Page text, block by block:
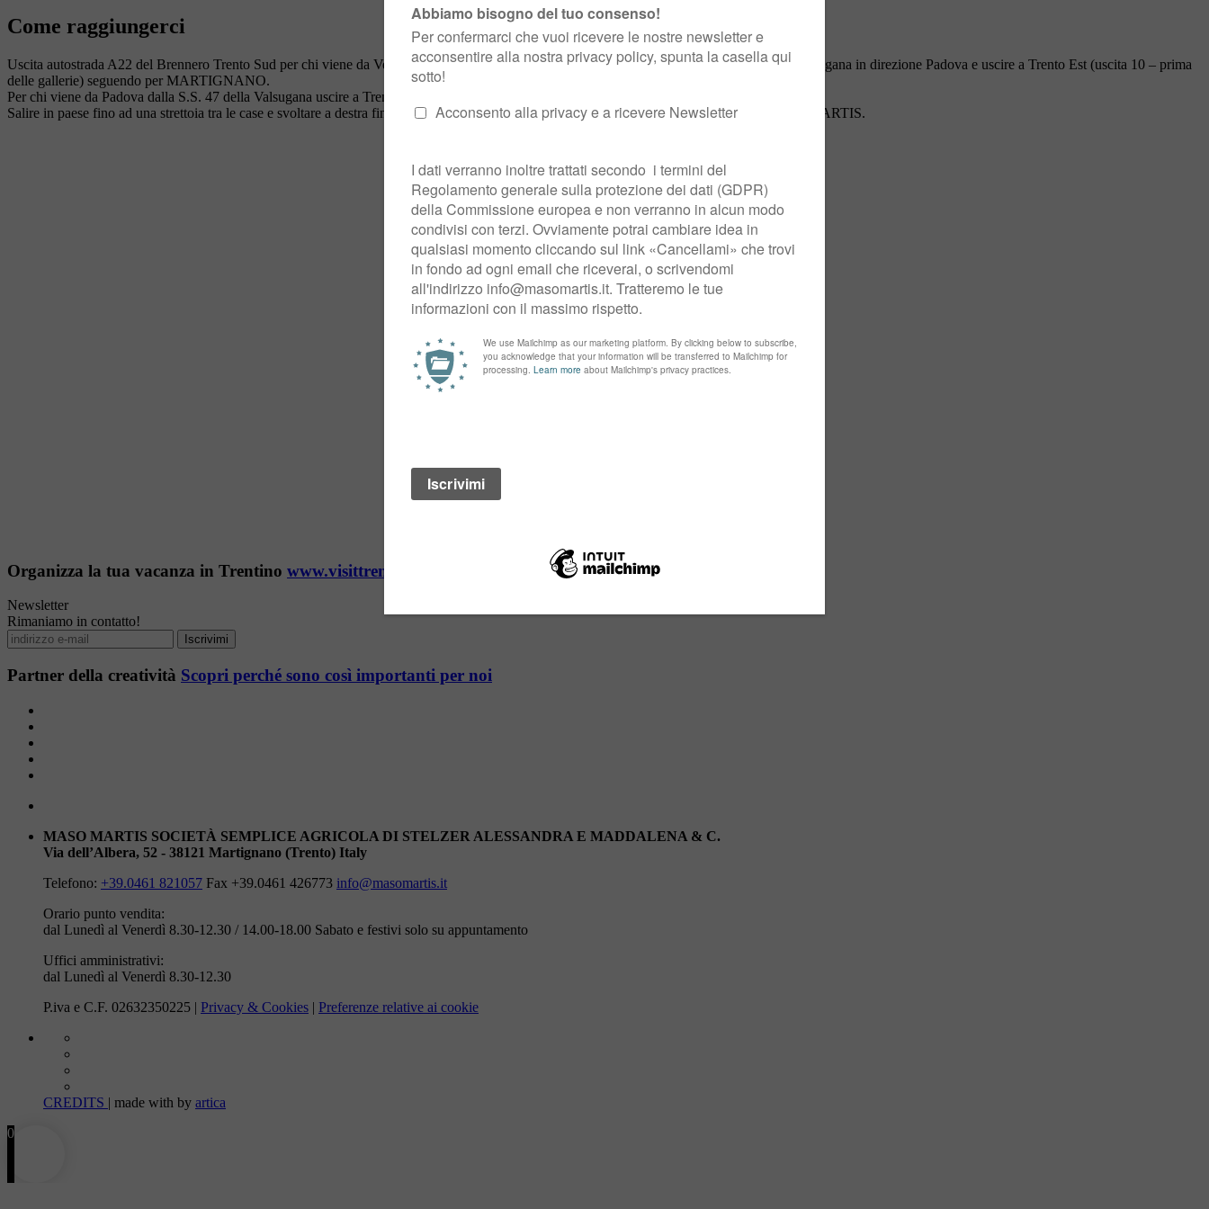
Come raggiungerci
Uscita autostrada A22 del Brennero Trento Sud per chi viene da Verona o Trento Nord per chi viene da Bolzano. Prendere la S.S. 47 della Valsugana in direzione Padova e uscire a Trento Est (uscita 10 – prima
delle gallerie) seguendo per MARTIGNANO.
Per chi viene da Padova dalla S.S. 47 della Valsugana uscire a Trento Est seguendo le indicazioni per MARTIGNANO.
Salire in paese fino ad una strettoia tra le case e svoltare a destra fino allo STOP. Svoltare a sinistra per 200 m, sulla destra l’entrata di MASO MARTIS.
Organizza la tua vacanza in Trentino www.visittrentino.info
Newsletter
Rimaniamo in contatto!
Partner della creatività Scopri perché sono così importanti per noi
MASO MARTIS SOCIETÀ SEMPLICE AGRICOLA DI STELZER ALESSANDRA E MADDALENA & C.
Via dell’Albera, 52 - 38121 Martignano (Trento) Italy
Telefono: +39.0461 821057 Fax +39.0461 426773 info@masomartis.it
Orario punto vendita:
dal Lunedì al Venerdì 8.30-12.30 / 14.00-18.00 Sabato e festivi solo su appuntamento
Uffici amministrativi:
dal Lunedì al Venerdì 8.30-12.30
P.iva e C.F. 02632350225 | Privacy & Cookies | Preferenze relative ai cookie
CREDITS | made with by artica
0